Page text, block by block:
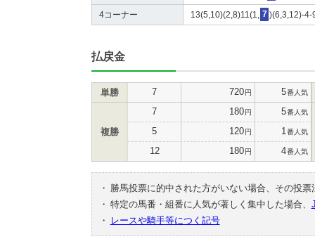
4コーナー 13(5,10)(2,8)11(1, 7 )(6,3,12)-4-
払戻金
単勝 7 720円 5番人気
複勝
7 180円 5番人気
5 120円 1 番人気
12 180円 4番人気
・
勝馬投票に的中された方がいない場合、その投
・ 特定の馬番・組番に人気が著しく集中した場合、
・
レースや騎手等につく記号